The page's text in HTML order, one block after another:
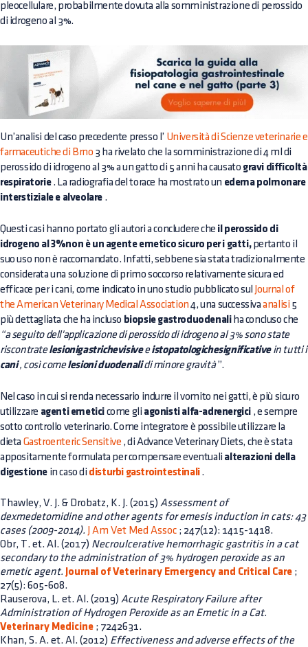
pleocellulare, probabilmente dovuta alla somministrazione di perossido
di idrogeno al 3%.
Un’analisi del caso precedente presso l’ Università di Scienze veterinarie e
farmaceutiche di Brno 3 ha rivelato che la somministrazione di 4 ml di
perossido di idrogeno al 3% a un gatto di 5 anni ha causato gravi difficoltà
respiratorie. La radiografia del torace ha mostrato un edema polmonare
interstiziale e alveolare .
Questi casi hanno portato gli autori a concludere che il perossido di
idrogeno al 3%non è un agente emetico sicuro per i gatti,pertanto il
suo uso non è raccomandato. Infatti, sebbene sia stata tradizionalmente
considerata una soluzione di primo soccorso relativamente sicura ed
efficace per i cani, come indicato in uno studio pubblicato sul
Journal of
the American Veterinary Medical Association 4, una successivaanalisi 5
più dettagliata che ha incluso biopsie gastroduodenaliha concluso che
“a seguito dell'applicazione di perossido di idrogeno al 3% sono state
riscontratelesionigastrichevisiveeistopatologichesignificativein tutti i
cani, così comelesioni duodenalidi minore gravità”.
Nel caso in cui si renda necessario indurre il vomito nei gatti, è più sicuro
utilizzare agenti emetici come gli agonisti alfa-adrenergici , e sempre
sotto controllo veterinario. Come integratore è possibile utilizzare la
dieta Gastroenteric Sensitive , di Advance Veterinary Diets, che è stata
appositamente formulata per compensare eventuali alterazioni della
digestione in caso di disturbi gastrointestinali.
Thawley, V. J. & Drobatz, K. J. (2015) Assessment of
dexmedetomidine and other agents for emesis induction in cats: 43
cases (2009-2014). J Am Vet Med Assoc ; 247(12): 1415-1418.
Obr, T. et. Al. (2017) Necroulcerative hemorrhagic gastritis in a cat
secondary to the administration of 3% hydrogen peroxide as an
emetic agent. Journal of Veterinary Emergency and Critical Care ;
27(5): 605-608.
Rauserova, L. et. Al. (2019) Acute Respiratory Failure after
Administration of Hydrogen Peroxide as an Emetic in a Cat.
Veterinary Medicine ; 7242631.
Khan, S. A. et. Al. (2012) Effectiveness and adverse effects of the